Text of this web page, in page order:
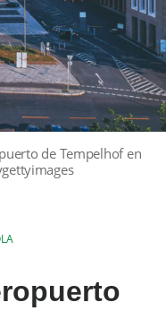
de Tempelhof en